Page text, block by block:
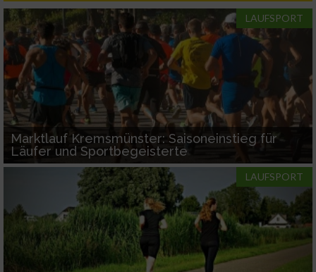
LAUFSPORT
Marktlauf Kremsmünster: Saisoneinstieg für
Läufer und Sportbegeisterte
LAUFSPORT
Funktional
Werbung